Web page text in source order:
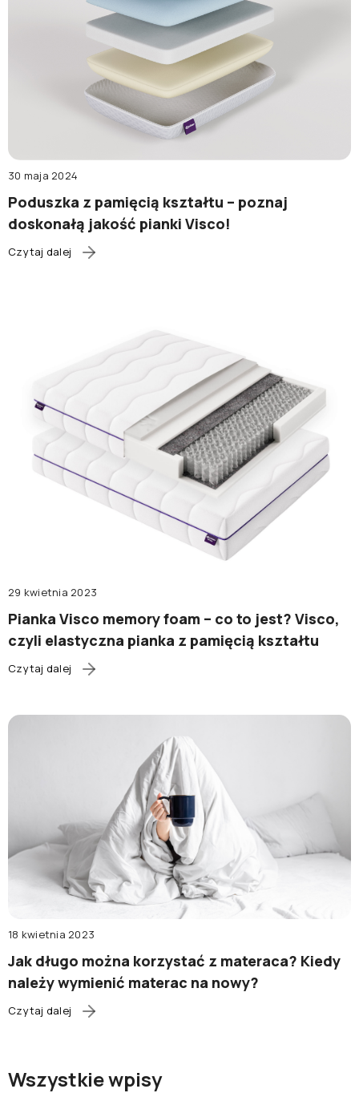
30 maja 2024
Poduszka z pamięcią kształtu – poznaj
doskonałą jakość pianki Visco!
Czytaj dalej
29 kwietnia 2023
Pianka Visco memory foam – co to jest? Visco,
czyli elastyczna pianka z pamięcią kształtu
Czytaj dalej
18 kwietnia 2023
Jak długo można korzystać z materaca? Kiedy
należy wymienić materac na nowy?
Czytaj dalej
Wszystkie wpisy